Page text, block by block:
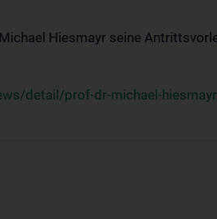
Hiesmayr seine
detail/prof-dr-michael-